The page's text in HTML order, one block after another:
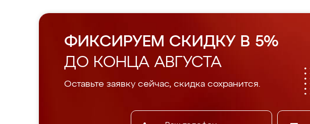
ФИКСИРУЕМ СКИДКУ В 5%
ДО КОНЦА АВГУСТА
Оставьте заявку сейчас, скидка сохранится.